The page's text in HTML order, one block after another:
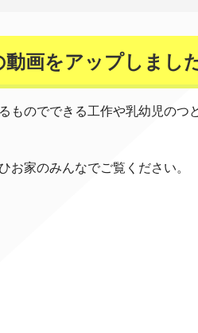
画をアップしました
ものでできる工作や乳幼児のつ
お家のみんなでご覧ください。